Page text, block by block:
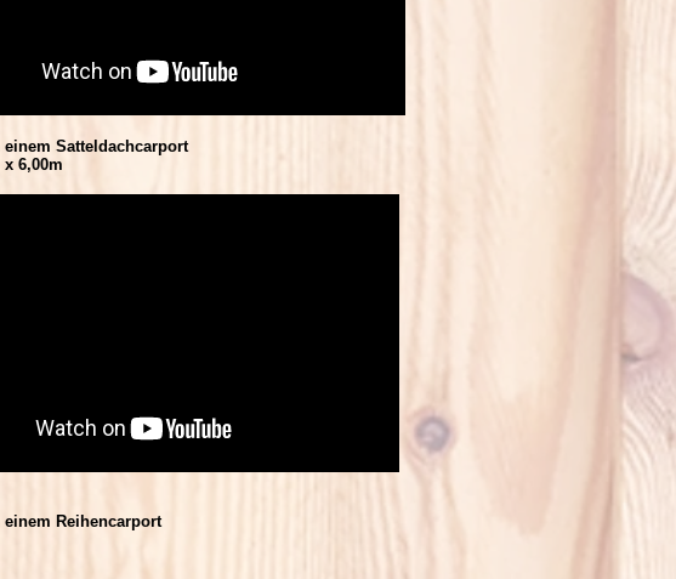
einem Satteldachcarport
6,00m
einem Reihencarport